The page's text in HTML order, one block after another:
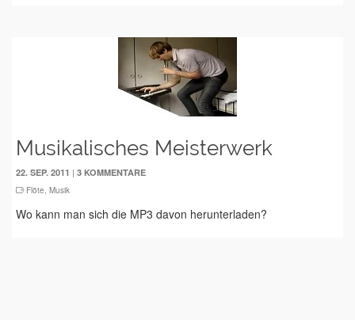
Musikalisches Meisterwerk
22. SEP. 2011 | 3 KOMMENTARE
Flöte, Musik
Wo kann man sich die MP3 davon herunterladen?